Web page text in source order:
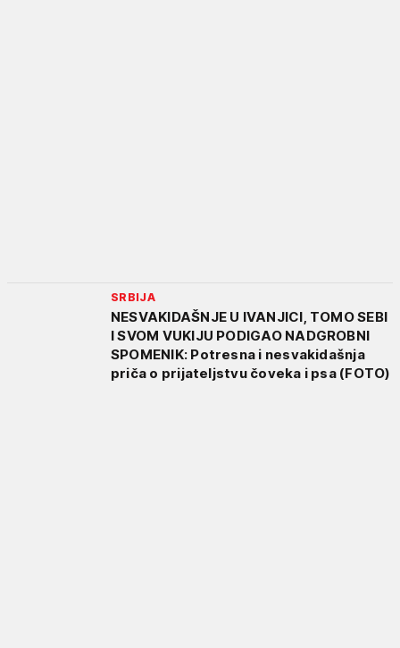
SRBIJA
NESVAKIDAŠNJE U IVANJICI, TOMO SEBI
I SVOM VUKIJU PODIGAO NADGROBNI
SPOMENIK: Potresna i nesvakidašnja
priča o prijateljstvu čoveka i psa (FOTO)